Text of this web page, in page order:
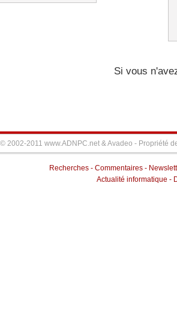
Si vous
2002-2011 www.ADNPC.net &Avadeo - Propriété
Recherches - Commentaires -
Actualité informatique -